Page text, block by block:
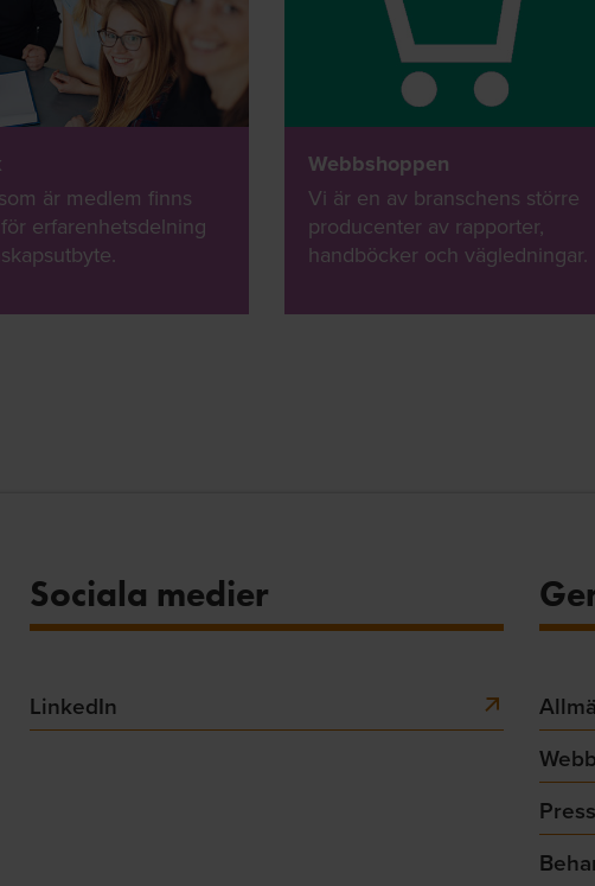
är medlem finns
erfarenhetsdelning
Webbshoppen
Vi är en av branschens större
producenter av rapporter,
handböcker och vägledningar.
Sociala medier
LinkedIn
Press